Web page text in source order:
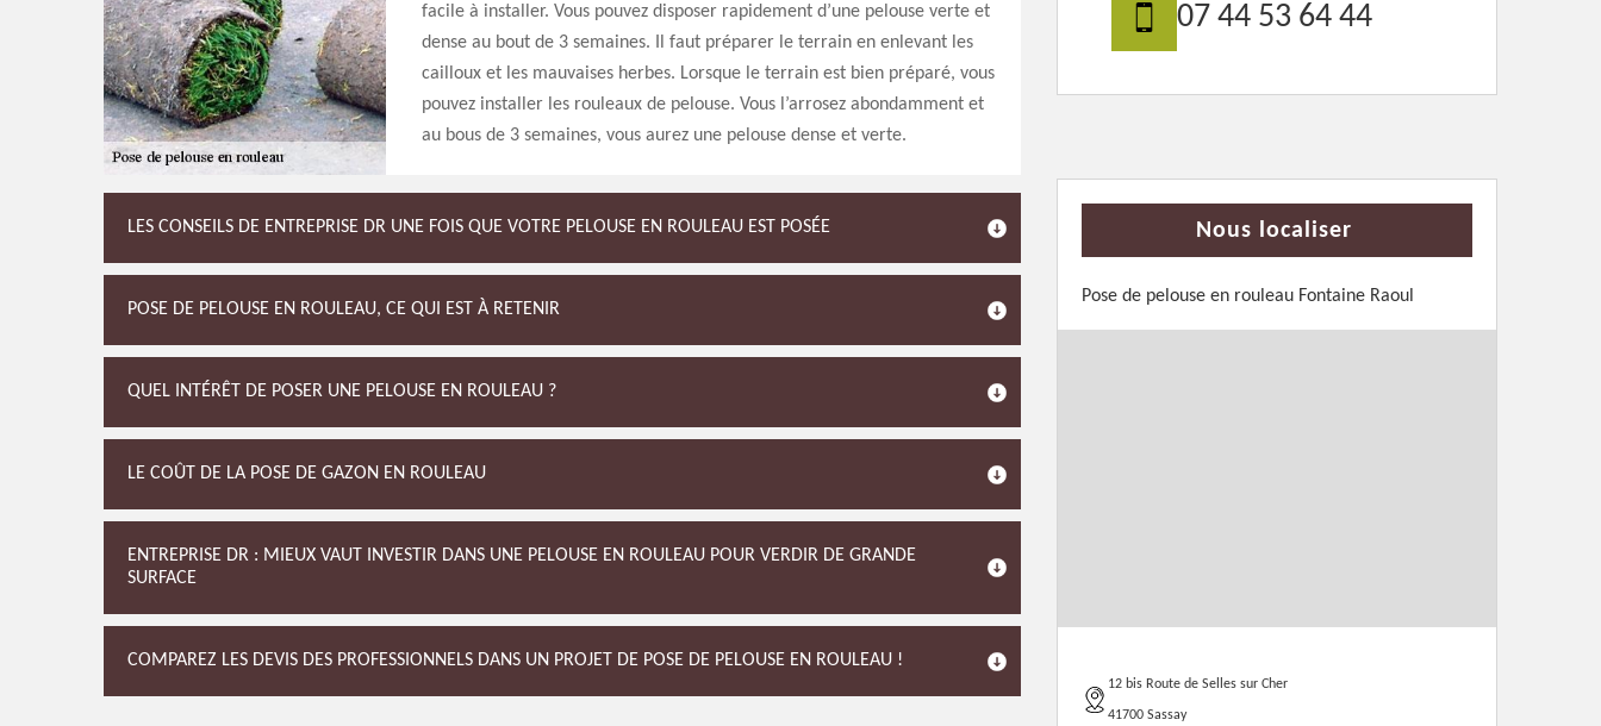
facile à installer. Vous pouvez disposer rapidement d’une pelouse verte et
dense au bout de 3 semaines. Il faut préparer le terrain en enlevant les
cailloux et les mauvaises herbes. Lorsque le terrain est bien préparé, vous
pouvez installer les rouleaux de pelouse. Vous l’arrosez abondamment et
au bous de 3 semaines, vous aurez une pelouse dense et verte.
LES CONSEILS DE ENTREPRISE DR UNE FOIS QUE VOTRE PELOUSE EN ROULEAU EST POSÉE
POSE DE PELOUSE EN ROULEAU, CE QUI EST À RETENIR
QUEL INTÉRÊT DE POSER UNE PELOUSE EN ROULEAU ?
LE COÛT DE LA POSE DE GAZON EN ROULEAU
ENTREPRISE DR : MIEUX VAUT INVESTIR DANS UNE PELOUSE EN ROULEAU POUR VERDIR DE GRANDE
SURFACE
COMPAREZ LES DEVIS DES PROFESSIONNELS DANS UN PROJET DE POSE DE PELOUSE EN ROULEAU !
07 44 53 64 44
Nous localiser
Pose de pelouse en rouleau Fontaine Raoul
12 bis Route de Selles sur Cher
41700 Sassay